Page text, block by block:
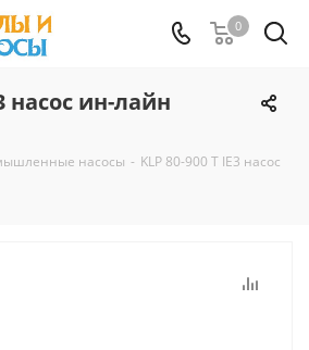
0
насос ин-лайн
насосы - KLP 80-900 T IE3 насос